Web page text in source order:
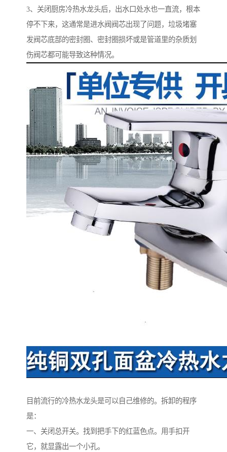
3、关闭厨房冷热水龙头后，出水口处水也一直流，根本
停不下来，这通常是进水阀阀芯出现了问题，垃圾堵塞
发阀芯底部的密封圈、密封圈损坏或是管道里的杂质划
伤阀芯都可能导致这种情况。
目前流行的冷热水龙头是可以自己维修的。拆卸的程序
是：
一、关闭总开关。找到把手下的红蓝色点。用手扣开
它，就显露出一个小孔。